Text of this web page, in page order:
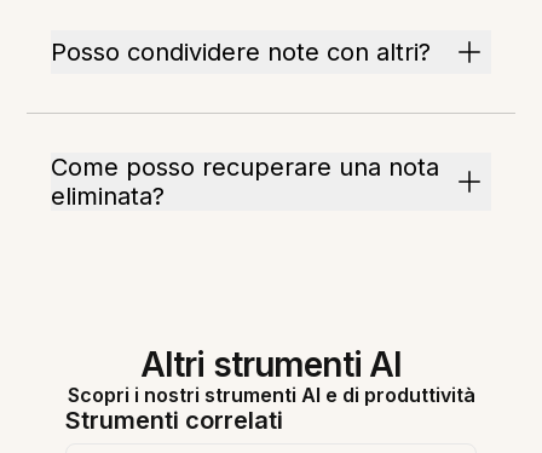
Posso condividere note con altri?
Come posso recuperare una nota
eliminata?
Altri strumenti AI
Scopri i nostri strumenti AI e di produttività
Strumenti correlati